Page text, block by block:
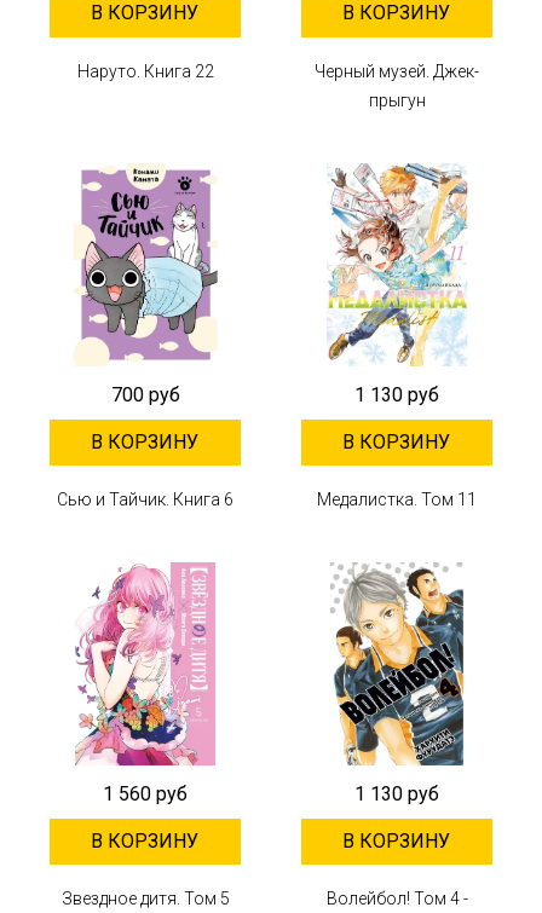
В КОРЗИНУ
Наруто. Книга 22
В КОРЗИНУ
Черный музей. Джек-
прыгун
700 руб
В КОРЗИНУ
Сью и Тайчик. Книга 6
1 130 руб
В КОРЗИНУ
Медалистка. Том 11
1 560 руб
В КОРЗИНУ
Звездное дитя. Том 5
1 130 руб
В КОРЗИНУ
Волейбол! Том 4 -